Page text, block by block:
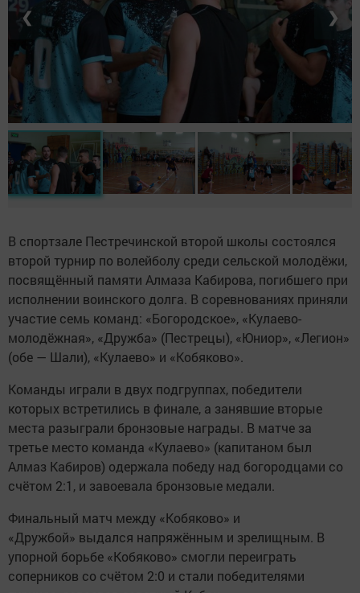
❮ ❯
В спортзале Пестречинской второй школы состоялся
второй турнир по волейболу среди сельской молодёжи,
посвящённый памяти Алмаза Кабирова, погибшего при
исполнении воинского долга. В соревнованиях приняли
участие семь команд: «Богородское», «Кулаево-
молодёжная», «Дружба» (Пестрецы), «Юниор», «Легион»
(обе — Шали), «Кулаево» и «Кобяково».
Команды играли в двух подгруппах, победители
которых встретились в финале, а занявшие вторые
места разыграли бронзовые награды. В матче за
третье место команда «Кулаево» (капитаном был
Алмаз Кабиров) одержала победу над богородцами со
счётом 2:1, и завоевала бронзовые медали.
Финальный матч между «Кобяково» и
«Дружбой» выдался напряжённым и зрелищным. В
упорной борьбе «Кобяково» смогли переиграть
соперников со счётом 2:0 и стали победителями